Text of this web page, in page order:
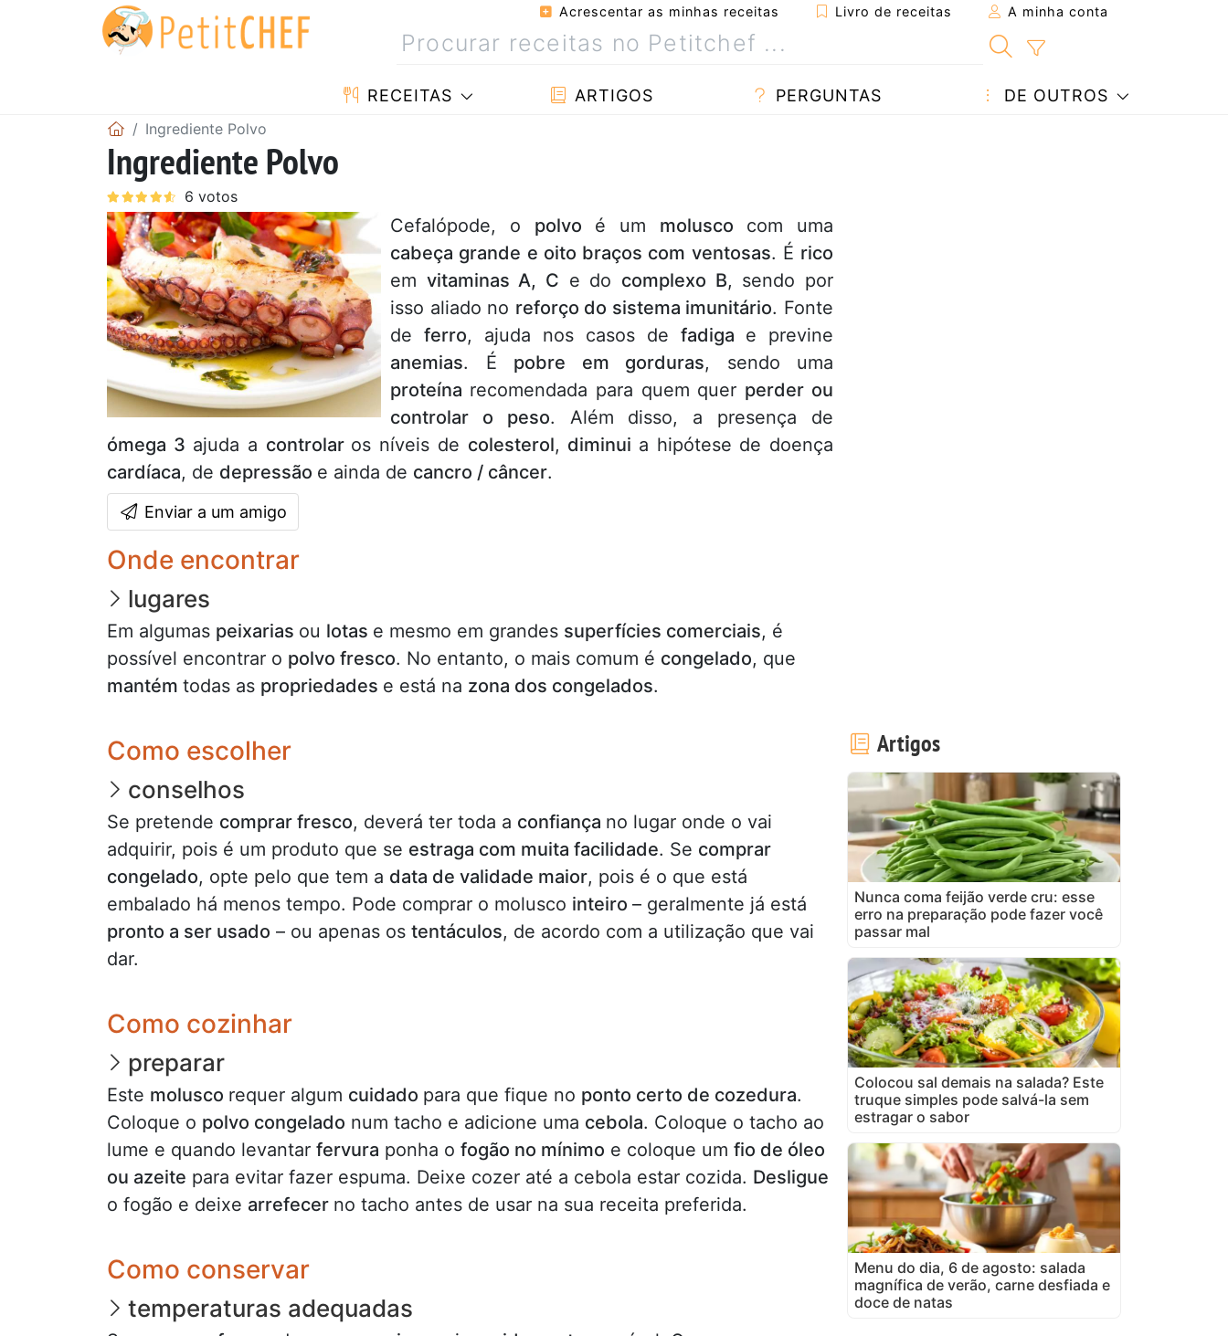
Acrescentar as minhas receitas Livro de receitas A minha conta
RECEITAS ARTIGOS PERGUNTAS DE OUTROS
Ingrediente Polvo
Ingrediente Polvo
Cefalópode, o polvo é um molusco com uma
cabeça grande e oito braços com ventosas. É rico
em vitaminas A, C e do complexo B, sendo por
isso aliado no reforço do sistema imunitário. Fonte
de ferro, ajuda nos casos de fadiga e previne
anemias. É pobre em gorduras, sendo uma
proteína recomendada para quem quer perder ou
controlar o peso. Além disso, a presença de
ómega 3 ajuda a controlar os níveis de colesterol, diminui a hipótese de doença
cardíaca, de depressão e ainda de cancro / câncer.
Enviar a um amigo
Onde encontrar
lugares
Em algumas peixarias ou lotas e mesmo em grandes superfícies comerciais, é
possível encontrar o polvo fresco. No entanto, o mais comum é congelado, que
mantém todas as propriedades e está na zona dos congelados.
Como escolher
conselhos
Se pretende comprar fresco, deverá ter toda a confiança no lugar onde o vai
adquirir, pois é um produto que se estraga com muita facilidade. Se comprar
congelado, opte pelo que tem a data de validade maior, pois é o que está
embalado há menos tempo. Pode comprar o molusco inteiro – geralmente já está
pronto a ser usado – ou apenas os tentáculos, de acordo com a utilização que vai
dar.
Como cozinhar
preparar
Este molusco requer algum cuidado para que fique no ponto certo de cozedura.
Coloque o polvo congelado num tacho e adicione uma cebola. Coloque o tacho ao
lume e quando levantar fervura ponha o fogão no mínimo e coloque um fio de óleo
ou azeite para evitar fazer espuma. Deixe cozer até a cebola estar cozida. Desligue
o fogão e deixe arrefecer no tacho antes de usar na sua receita preferida.
Como conservar
temperaturas adequadas
Artigos
Nunca coma feijão verde cru: esse
erro na preparação pode fazer você
passar mal
Colocou sal demais na salada? Este
truque simples pode salvá-la sem
estragar o sabor
Menu do dia, 6 de agosto: salada
magnífica de verão, carne desfiada e
doce de natas